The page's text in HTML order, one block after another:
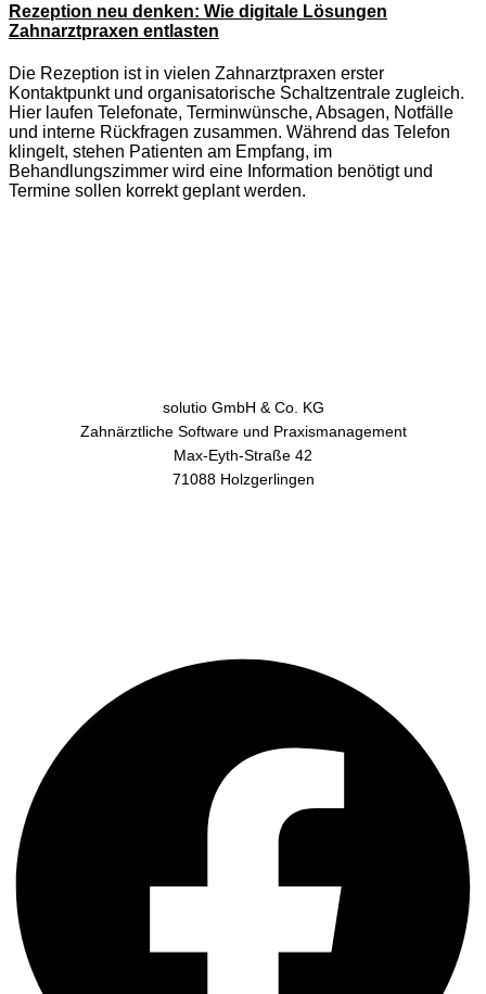
Rezeption neu denken: Wie digitale Lösungen
Zahnarztpraxen entlasten
Die Rezeption ist in vielen Zahnarztpraxen erster
Kontaktpunkt und organisatorische Schaltzentrale zugleich.
Hier laufen Telefonate, Terminwünsche, Absagen, Notfälle
und interne Rückfragen zusammen. Während das Telefon
klingelt, stehen Patienten am Empfang, im
Behandlungszimmer wird eine Information benötigt und
Termine sollen korrekt geplant werden.
solutio GmbH & Co. KG
Zahnärztliche Software und Praxismanagement
Max-Eyth-Straße 42
71088 Holzgerlingen